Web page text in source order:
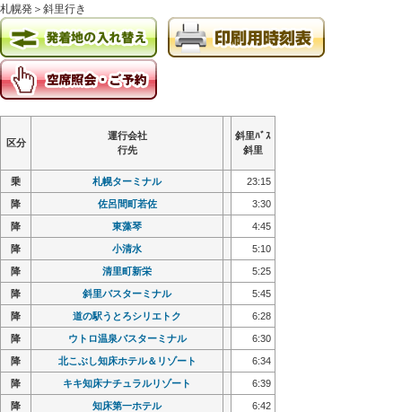
札幌発＞斜里行き
区分
運行会社
行先
斜里ﾊﾞｽ
斜里
区分
運行会社
行先
斜里ﾊﾞｽ
斜里
区分
運行会社
行先
斜里ﾊﾞｽ
斜里
乗 札幌ターミナル 23:15
降 佐呂間町若佐 3:30
降 東藻琴 4:45
降 小清水 5:10
降 清里町新栄 5:25
降 斜里バスターミナル 5:45
降 道の駅うとろシリエトク 6:28
降 ウトロ温泉バスターミナル 6:30
降 北こぶし知床ホテル＆リゾート 6:34
降 キキ知床ナチュラルリゾート 6:39
降 知床第一ホテル 6:42
区分
運行会社
行先
斜里ﾊﾞｽ
斜里
乗 札幌ターミナル 23:15
降 佐呂間町若佐 3:30
降 東藻琴 4:45
降 小清水 5:10
降 清里町新栄 5:25
降 斜里バスターミナル 5:45
降 道の駅うとろシリエトク 6:28
降 ウトロ温泉バスターミナル 6:30
降 北こぶし知床ホテル＆リゾート 6:34
降 キキ知床ナチュラルリゾート 6:39
降 知床第一ホテル 6:42